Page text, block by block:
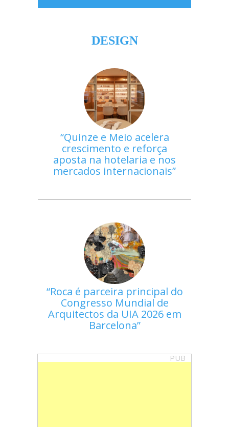
DESIGN
Quinze e Meio acelera
crescimento e reforça
aposta na hotelaria e nos
mercados internacionais
Roca é parceira principal do
Congresso Mundial de
Arquitectos da UIA 2026 em
Barcelona
PUB